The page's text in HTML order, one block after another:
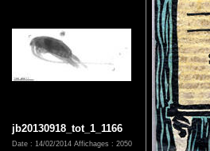
jb20130918_tot_1_1166
Date : 14/02/2014 Affichages : 2050